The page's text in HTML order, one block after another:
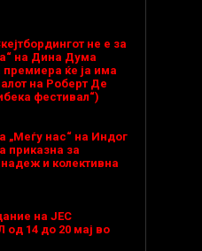
не е за
на Дина Дума
премиера ќе ја има
на Роберт Де
фестивал“)
„Меѓу нас“ на Индог
приказна за
и колективна
на ЈЕС
14 до 20 мај во